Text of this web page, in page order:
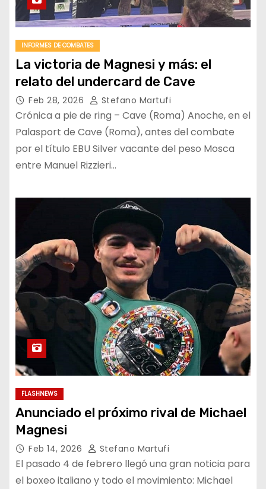
INFORMES DE COMBATES
La victoria de Magnesi y más: el
relato del undercard de Cave
Feb 28, 2026 Stefano Martufi
Crónica a pie de ring – Cave (Roma) Anoche, en el
Palasport de Cave (Roma), antes del combate
por el título EBU Silver vacante del peso Mosca
entre Manuel Rizzieri…
FLASHNEWS
Anunciado el próximo rival de Michael
Magnesi
Feb 14, 2026 Stefano Martufi
El pasado 4 de febrero llegó una gran noticia para
el boxeo italiano y todo el movimiento: Michael